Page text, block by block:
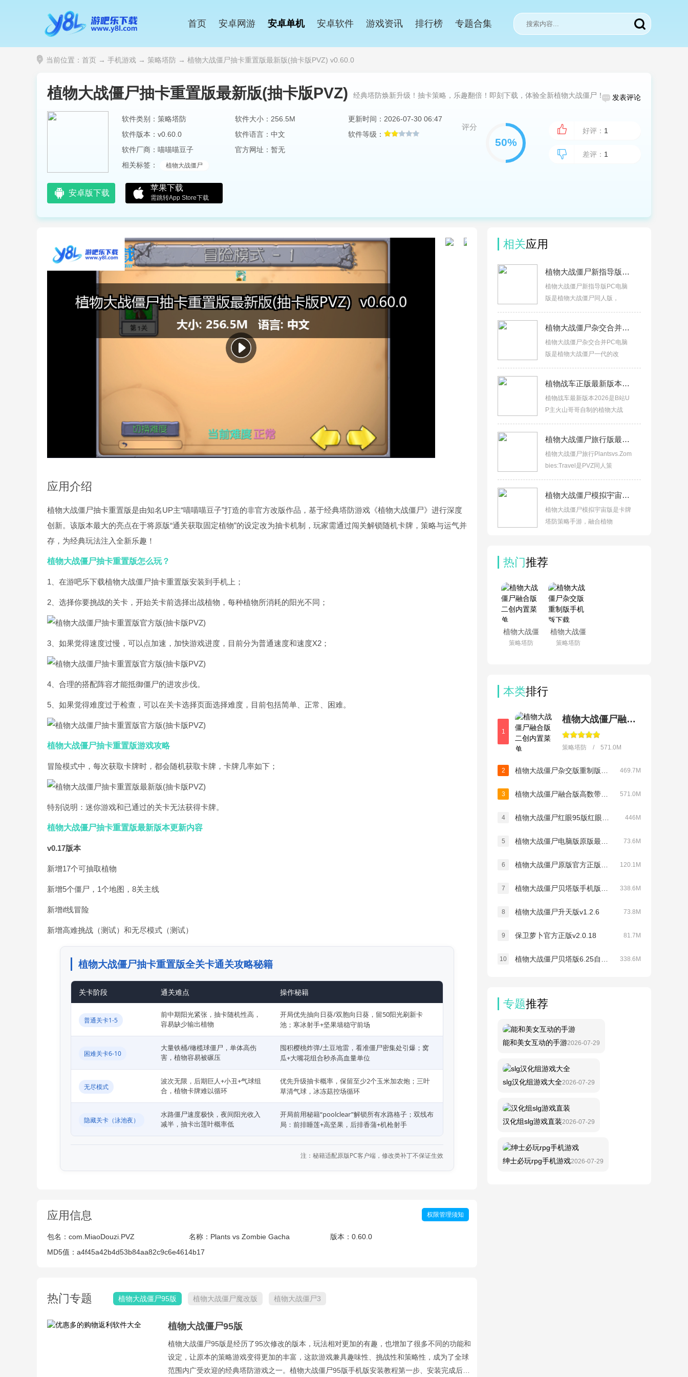
首页 安卓网游 安卓单机 安卓软件 游戏资讯 排行榜 专题合集
当前位置： 首页 → 手机游戏 → 策略塔防 → 植物大战僵尸抽卡重置版最新版(抽卡版PVZ) v0.60.0
植物大战僵尸抽卡重置版最新版(抽卡版PVZ) 经典塔防焕新升级！抽卡策略，乐趣翻倍！即刻下载，体验全新植物大战僵尸！ 发表评论
软件类别：策略塔防 软件大小：256.5M
更新时间：2026-07-30 06:47
软件版本：v0.60.0
软件语言：中文
软件等级：
软件厂商：喵喵喵豆子
官方网址：暂无
相关标签：
植物大战僵尸
评分 好评： 1
差评： 1
安卓版下载
苹果下载
需跳转App Store下载
应用介绍
植物大战僵尸抽卡重置版是由知名UP主“喵喵喵豆子”打造的非官方改版作品，基于经典塔防游戏《植物大战僵尸》进行深度
创新。该版本最大的亮点在于将原版“通关获取固定植物”的设定改为抽卡机制，玩家需通过闯关解锁随机卡牌，策略与运气并
存，为经典玩法注入全新乐趣！
植物大战僵尸抽卡重置版怎么玩？
1、在游吧乐下载植物大战僵尸抽卡重置版安装到手机上；
2、选择你要挑战的关卡，开始关卡前选择出战植物，每种植物所消耗的阳光不同；
3、如果觉得速度过慢，可以点加速，加快游戏进度，目前分为普通速度和速度X2；
4、合理的搭配阵容才能抵御僵尸的进攻步伐。
5、如果觉得难度过于检查，可以在关卡选择页面选择难度，目前包括简单、正常、困难。
植物大战僵尸抽卡重置版游戏攻略
冒险模式中，每次获取卡牌时，都会随机获取卡牌，卡牌几率如下；
特别说明：迷你游戏和已通过的关卡无法获得卡牌。
植物大战僵尸抽卡重置版最新版本更新内容
v0.17版本
新增17个可抽取植物
新增5个僵尸，1个地图，8关主线
新增if线冒险
新增高难挑战（测试）和无尽模式（测试）
植物大战僵尸抽卡重置版全关卡通关攻略秘籍
关卡阶段 通关难点 操作秘籍
普通关卡1-5
前中期阳光紧张，抽卡随机性高，
容易缺少输出植物
开局优先抽向日葵/双胞向日葵，留50阳光刷新卡
池；寒冰射手+坚果墙稳守前场
困难关卡6-10
大量铁桶/橄榄球僵尸，单体高伤
害，植物容易被碾压
囤积樱桃炸弹/土豆地雷，看准僵尸密集处引爆；窝
瓜+大嘴花组合秒杀高血量单位
无尽模式
波次无限，后期巨人+小丑+气球组
合，植物卡牌难以循环
优先升级抽卡概率，保留至少2个玉米加农炮；三叶
草清气球，冰冻菇控场循环
隐藏关卡（泳池夜）
水路僵尸速度极快，夜间阳光收入
减半，抽卡出莲叶概率低
开局前用秘籍“poolclear”解锁所有水路格子；双线布
局：前排睡莲+高坚果，后排香蒲+机枪射手
注：秘籍适配原版PC客户端，修改类补丁不保证生效
应用信息 权限管理须知
包名： com.MiaoDouzi.PVZ 名称： Plants vs Zombie Gacha 版本：0.60.0
MD5值： a4f45a42b4d53b84aa82c9c6e4614b17
热门专题 植物大战僵尸95版 植物大战僵尸魔改版 植物大战僵尸3
植物大战僵尸95版
植物大战僵尸95版是经历了95次修改的版本，玩法相对更加的有趣，也增加了很多不同的功能和
设定，让原本的策略游戏变得更加的丰富，这款游戏兼具趣味性、挑战性和策略性，成为了全球
范围内广受欢迎的经典塔防游戏之一。植物大战僵尸95版手机版安装教程第一步、安装完成后，
相关应用
植物大战僵尸新指导版PC电脑版下载安装v1.0
植物大战僵尸新指导版PC电脑
版是植物大战僵尸同人版，
植物大战僵尸杂交合并PC电脑版(植物大战僵尸一代改版)v1.0
植物大战僵尸杂交合并PC电脑
版是植物大战僵尸一代的改
植物战车正版最新版本2026v1.0.0
植物战车最新版本2026是B站U
P主火山哥哥自制的植物大战
植物大战僵尸旅行版最新版下载2026v1.10.10
植物大战僵尸旅行Plantsvs.Zom
bies:Travel是PVZ同人策
植物大战僵尸模拟宇宙版手机版v0.1.2
植物大战僵尸模拟宇宙版是卡牌
塔防策略手游，融合植物
热门推荐
植物大战僵
尸融合版二
创内置菜单
策略塔防
植物大战僵
尸杂交版重
制版手机版
策略塔防
本类排行
1
植物大战僵尸融合版二创内置菜单(PlantsVsZombiesRH-Mod)
策略塔防 / 571.0M
2 469.7M
3 571.0M
4 446M
5 73.6M
6 120.1M
7 338.6M
8 植物大战僵尸升天版v1.2.6 73.8M
9 保卫萝卜官方正版v2.0.18 81.7M
10 338.6M
专题推荐
能和美女互动的手游2026-07-29
slg汉化组游戏大全2026-07-29
汉化组slg游戏直装2026-07-29
绅士必玩rpg手机游戏2026-07-29